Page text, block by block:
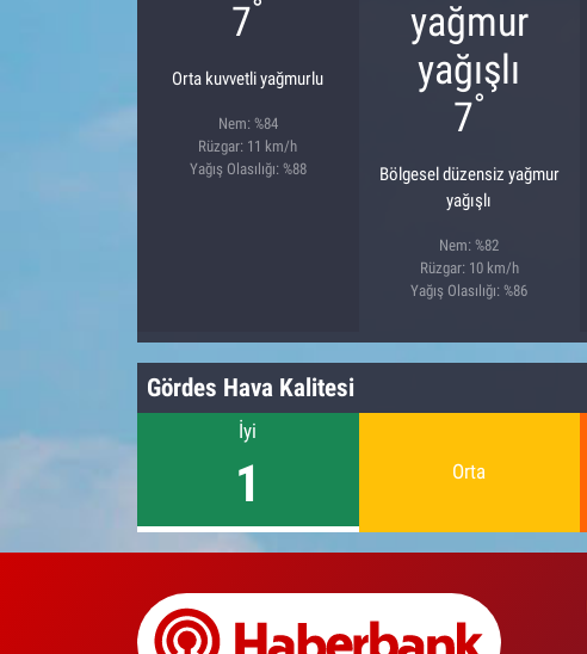
7°
Orta kuvvetli yağmurlu
Nem: %84
Rüzgar: 11 km/h
Yağış Olasılığı: %88
7°
Bölgesel düzensiz yağmur
yağışlı
Nem: %82
Rüzgar: 10 km/h
Yağış Olasılığı: %86
Gördes Hava Kalitesi
İyi
1 Orta